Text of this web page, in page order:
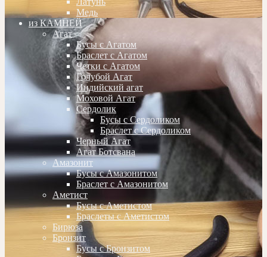
Медь
из КАМНЕЙ
Агат
Бусы с Агатом
Браслет с Агатом
Четки с Агатом
Голубой Агат
Индийский агат
Моховой Агат
Сердолик
Бусы с Сердоликом
Браслет с Сердоликом
Черный Агат
Агат Ботсвана
Амазонит
Бусы с Амазонитом
Браслет с Амазонитом
Аметист
Бусы с Аметистом
Браслеты с Аметистом
Бирюза
Бронзит
Бусы с Бронзитом